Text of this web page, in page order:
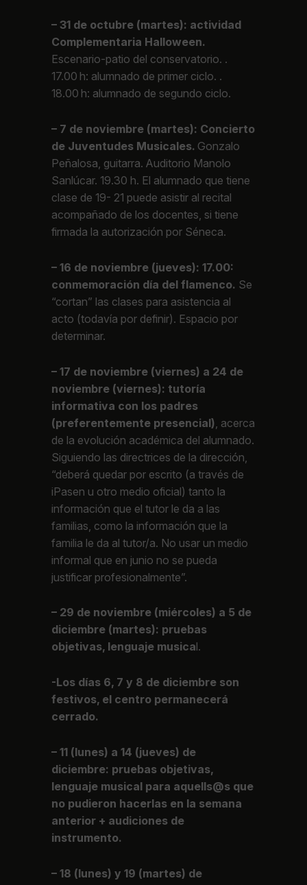
– 31 de octubre (martes): actividad
Complementaria Halloween.
Escenario-patio del conservatorio. .
17.00 h: alumnado de primer ciclo. .
18.00 h: alumnado de segundo ciclo.
– 7 de noviembre (martes): Concierto
de Juventudes Musicales. Gonzalo
Peñalosa, guitarra. Auditorio Manolo
Sanlúcar. 19.30 h. El alumnado que tiene
clase de 19- 21 puede asistir al recital
acompañado de los docentes, si tiene
firmada la autorización por Séneca.
– 16 de noviembre (jueves): 17.00:
conmemoración día del flamenco. Se
“cortan” las clases para asistencia al
acto (todavía por definir). Espacio por
determinar.
– 17 de noviembre (viernes) a 24 de
noviembre (viernes): tutoría
informativa con los padres
(preferentemente presencial) , acerca
de la evolución académica del alumnado.
Siguiendo las directrices de la dirección,
“deberá quedar por escrito (a través de
iPasen u otro medio oficial) tanto la
información que el tutor le da a las
familias, como la información que la
familia le da al tutor/a. No usar un medio
informal que en junio no se pueda
justificar profesionalmente”.
– 29 de noviembre (miércoles) a 5 de
diciembre (martes): pruebas
objetivas, lenguaje musical.
-Los días 6, 7 y 8 de diciembre son
festivos, el centro permanecerá
cerrado.
– 11 (lunes) a 14 (jueves) de
diciembre: pruebas objetivas,
lenguaje musical para aquells@s que
no pudieron hacerlas en la semana
anterior + audiciones de
instrumento.
– 18 (lunes) y 19 (martes) de